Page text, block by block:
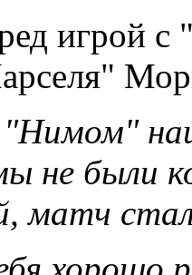
игрой с
не были
матч